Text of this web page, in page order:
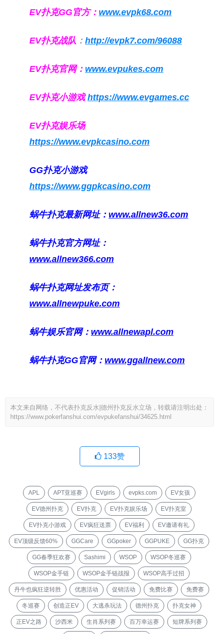
EV扑克GG官方： www.evpk68.com
EV扑克战队 ： http://evpk7.com/96088
EV扑克官网： www.evpukes.com
EV扑克小游戏https://www.evgames.cc
EV扑克娱乐场
https://www.evpkcasino.com
GG扑克小游戏
https://www.ggpkcasino.com
蜗牛扑克最新网址： www.allnew36.com
蜗牛扑克官方网址：
www.allnew366.com
蜗牛扑克网址发布页：
www.allnewpuke.com
蜗牛娱乐官网： www.allnewapl.com
蜗牛扑克GG官网： www.ggallnew.com
本文来自网络，不代表扑克反水|德州扑克反水立场，转载请注明出处：
https://www.pokerfanshui.com/evpukefanshui/34625.html
133赞
APL APT亚巡赛 EVgirls evpks.com EV女孩
EV德州扑克 EV扑克 EV扑克娱乐场 EV扑克室
EV扑克小游戏 EV疯狂送票 EV福利 EV邀请有礼
EV顶级反馈60% GGCare GGpoker GGPUKE GG扑克
GG春季狂欢赛 Sashimi WSOP WSOP冬巡赛
WSOP金手链 WSOP金手链战报 WSOP高手过招
丹牛也疯狂逆转胜 优惠活动 促销活动 免费比赛 免费赛
冬巡赛 创造正EV 大逃杀玩法 德州扑克 扑克女神
正EV之路 沙西米 生肖系列赛 百万幸运赛 短牌系列赛